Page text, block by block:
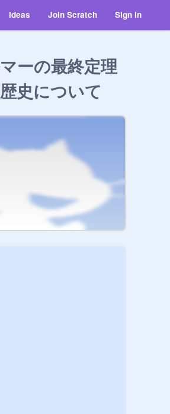
Ideas Join Scratch Sign in
ーの最終定理
史について